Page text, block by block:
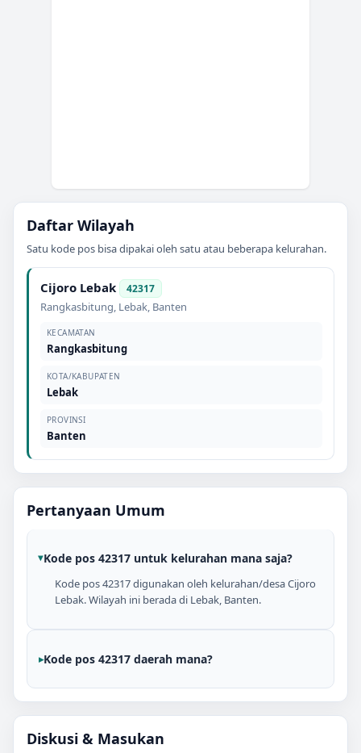
Daftar Wilayah
Satu kode pos bisa dipakai oleh satu atau beberapa kelurahan.
Cijoro Lebak 42317
Rangkasbitung, Lebak, Banten
KECAMATAN
Rangkasbitung
KOTA/KABUPATEN
Lebak
PROVINSI
Banten
Pertanyaan Umum
Kode pos 42317 untuk kelurahan mana saja?
Kode pos 42317 digunakan oleh kelurahan/desa Cijoro
Lebak. Wilayah ini berada di Lebak, Banten.
Kode pos 42317 daerah mana?
Diskusi & Masukan